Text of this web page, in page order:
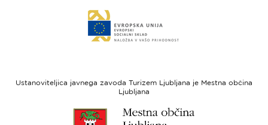
regionalni
do
spletne
sklad
Ustanoviteljica javnega zavoda Turizem Ljubljana je Mestna občina
Ljubljana